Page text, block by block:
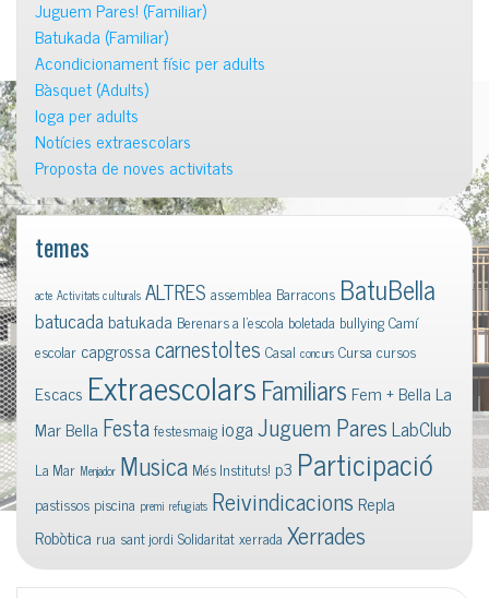
Juguem Pares! (Familiar)
Batukada (Familiar)
Acondicionament físic per adults
Bàsquet (Adults)
Ioga per adults
Notícies extraescolars
Proposta de noves activitats
temes
acte Activitats culturals ALTRES assemblea Barracons BatuBella
batucadabatukada Berenars a l'escola boletada bullyingCamí
escolar capgrossacarnestoltes Casal concurs Cursa cursos
Escacs ExtraescolarsFamiliars Fem + Bella La
Mar Bella FestafestesmaigiogaJuguem ParesLabClub
La Mar Menjador Musica Més Instituts! p3 Participació
pastissos piscina premi refugiats Reivindicacions Repla
Robòtica rua sant jordi Solidaritatxerrada Xerrades